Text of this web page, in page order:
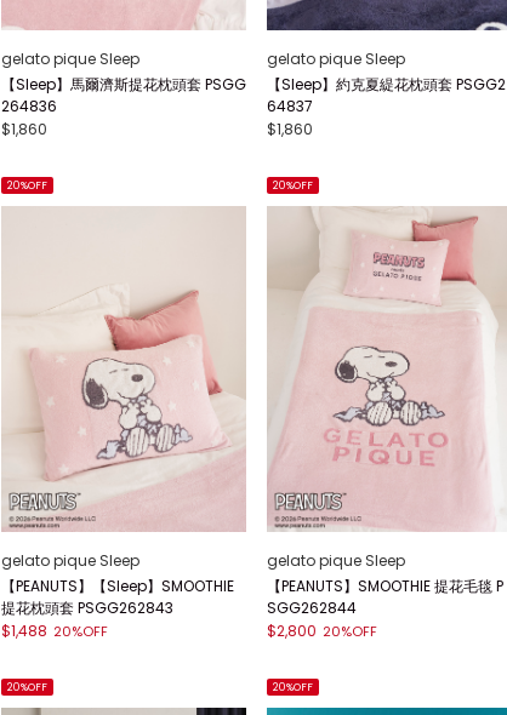
gelato pique Sleep
【Sleep】馬爾濟斯提花枕頭套 PSGG
264836
$1,860
gelato pique Sleep
【Sleep】約克夏緹花枕頭套 PSGG2
64837
$1,860
20%OFF
gelato pique Sleep
【PEANUTS】【Sleep】SMOOTHIE
提花枕頭套 PSGG262843
$1,488 20%OFF
20%OFF
gelato pique Sleep
【PEANUTS】SMOOTHIE 提花毛毯 P
SGG262844
$2,800 20%OFF
20%OFF 20%OFF